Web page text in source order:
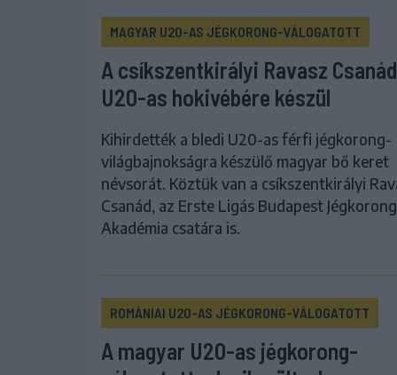
MAGYAR U20-AS JÉGKORONG-VÁLOGATOTT
A csíkszentkirályi Ravasz
U20-as hokivébére készül
Kihirdették a bledi U20-as férfi jégkorong-
világbajnokságra készülő magyar bő keret
névsorát. Köztük van a csíkszentkirályi
Csanád, az Erste Ligás Budapest Jégkorong
Akadémia csatára is.
ROMÁNIAI U20-AS JÉGKORONG-VÁLOGATOTT
A magyar U20-as jégkorong-